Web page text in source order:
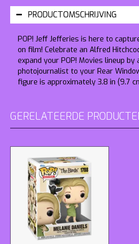
PRODUCTOMSCHRIJVING
POP! Jeff Jefferies is here to
on film! Celebrate an Alfred
expand your POP! Movies lineup by
photojournalist to your Rear
figure is approximately 3.8 in (9.7
GERELATEERDE